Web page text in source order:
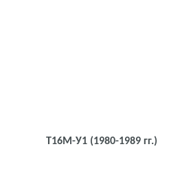
Т16М-У1 (1980-1989 гг.)